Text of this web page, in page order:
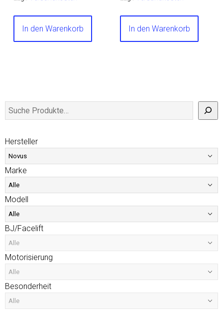
In den Warenkorb In den Warenkorb
Hersteller
Marke
Modell
BJ/Facelift
Motorisierung
Besonderheit